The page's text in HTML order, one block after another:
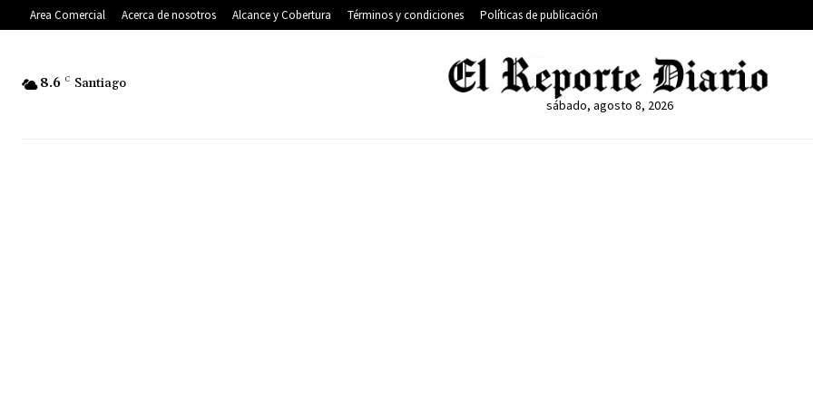
Area Comercial Acerca de nosotros Alcance y Cobertura Términos y condiciones Políticas de publicación
8.6 C Santiago
sábado, agosto 8, 2026